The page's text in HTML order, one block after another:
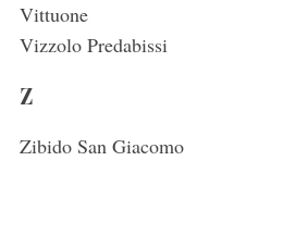
Vittuone
Vizzolo Predabissi
Z
Zibido San Giacomo